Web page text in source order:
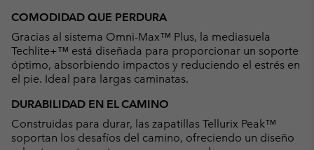
COMODIDAD QUE PERDURA
Gracias al sistema Omni-Max™ Plus, la mediasuela
Techlite+™ está diseñada para proporcionar un soporte
óptimo, absorbiendo impactos y reduciendo el estrés en
el pie. Ideal para largas caminatas.
DURABILIDAD EN EL CAMINO
Construidas para durar, las zapatillas Tellurix Peak™
soportan los desafíos del camino, ofreciendo un diseño